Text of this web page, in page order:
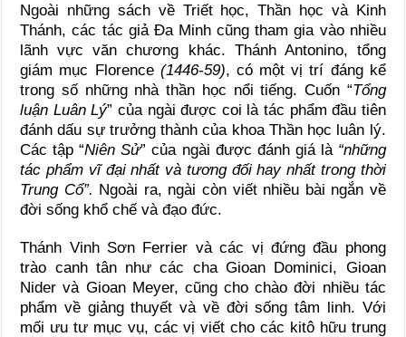
Ngoài những sách về Triết học, Thần học và Kinh
Thánh, các tác giả Đa Minh cũng tham gia vào nhiều
lãnh vực văn chương khác. Thánh Antonino, tổng
giám mục Florence (1446-59), có một vị trí đáng kể
trong số những nhà thần học nổi tiếng. Cuốn “Tổng
luận Luân Lý” của ngài được coi là tác phẩm đầu tiên
đánh dấu sự trưởng thành của khoa Thần học luân lý.
Các tập “Niên Sử” của ngài được đánh giá là “những
tác phẩm vĩ đại nhất và tương đối hay nhất trong thời
Trung Cổ”. Ngoài ra, ngài còn viết nhiều bài ngắn về
đời sống khổ chế và đạo đức.
Thánh Vinh Sơn Ferrier và các vị đứng đầu phong
trào canh tân như các cha Gioan Dominici, Gioan
Nider và Gioan Meyer, cũng cho chào đời nhiều tác
phẩm về giảng thuyết và về đời sống tâm linh. Với
mối ưu tư mục vụ, các vị viết cho các kitô hữu trung